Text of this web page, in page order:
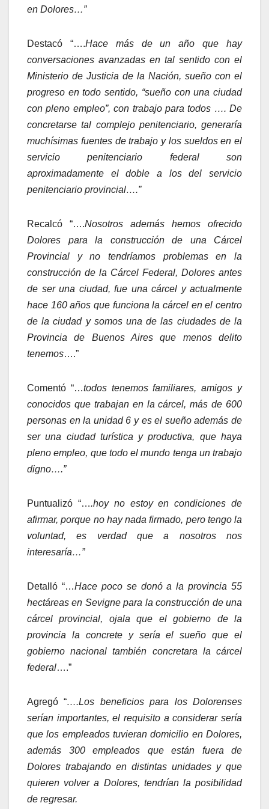
en Dolores…”
Destacó “….Hace más de un año que hay
conversaciones avanzadas en tal sentido con el
Ministerio de Justicia de la Nación, sueño con el
progreso en todo sentido, “sueño con una ciudad
con pleno empleo”, con trabajo para todos …. De
concretarse tal complejo penitenciario, generaría
muchísimas fuentes de trabajo y los sueldos en el
servicio penitenciario federal son
aproximadamente el doble a los del servicio
penitenciario provincial….”
Recalcó “….Nosotros además hemos ofrecido
Dolores para la construcción de una Cárcel
Provincial y no tendríamos problemas en la
construcción de la Cárcel Federal, Dolores antes
de ser una ciudad, fue una cárcel y actualmente
hace 160 años que funciona la cárcel en el centro
de la ciudad y somos una de las ciudades de la
Provincia de Buenos Aires que menos delito
tenemos….”
Comentó “…todos tenemos familiares, amigos y
conocidos que trabajan en la cárcel, más de 600
personas en la unidad 6 y es el sueño además de
ser una ciudad turística y productiva, que haya
pleno empleo, que todo el mundo tenga un trabajo
digno….”
Puntualizó “….hoy no estoy en condiciones de
afirmar, porque no hay nada firmado, pero tengo la
voluntad, es verdad que a nosotros nos
interesaría…”
Detalló “…Hace poco se donó a la provincia 55
hectáreas en Sevigne para la construcción de una
cárcel provincial, ojala que el gobierno de la
provincia la concrete y sería el sueño que el
gobierno nacional también concretara la cárcel
federal….”
Agregó “….Los beneficios para los Dolorenses
serían importantes, el requisito a considerar sería
que los empleados tuvieran domicilio en Dolores,
además 300 empleados que están fuera de
Dolores trabajando en distintas unidades y que
quieren volver a Dolores, tendrían la posibilidad
de regresar.